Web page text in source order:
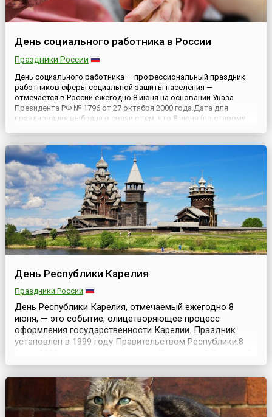
День социального работника в России
Праздники России
День социального работника — профессиональный праздник
работников сферы социальной защиты населения —
отмечается в России ежегодно 8 июня на основании Указа
Президента РФ № 1796 от 27 октября 2000 года.Дата для
празднования выбрана в связи с тем, что 8 июня (по старому
социальной защиты ...
День Республики Карелия
Праздники России
День Республики Карелия, отмечаемый ежегодно 8
июня, — это событие, олицетворяющее процесс
оформления государственности Карелии. Праздник
установлен в 1999 году Правительством Республики.8
Коммуны (автономного областного объединения в
составе РСФСР), которая положила начало
самоопределению карельского народа. Депутаты
Законодательного Собрания...